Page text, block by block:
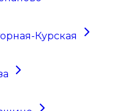
Курская